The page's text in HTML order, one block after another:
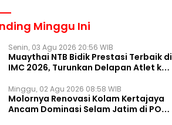
Minggu Ini
Senin, 03 Agu 2026 20:56 WIB
Muaythai NTB Bidik Prestasi Terbaik di
IMC 2026, Turunkan Delapan Atlet ke
Minggu, 02 Agu 2026 08:58 WIB
Molornya Renovasi Kolam Kertajaya
Ancam Dominasi Selam Jatim di PON